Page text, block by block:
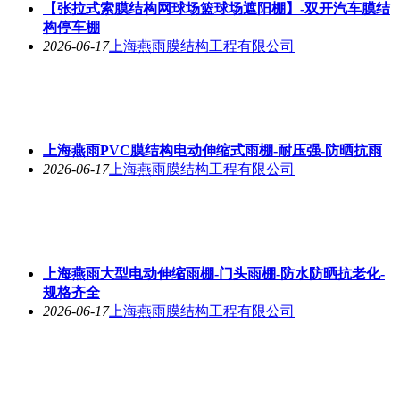
【张拉式索膜结构网球场篮球场遮阳棚】-双开汽车膜结
构停车棚
2026-06-17上海燕雨膜结构工程有限公司
上海燕雨PVC膜结构电动伸缩式雨棚-耐压强-防晒抗雨
2026-06-17上海燕雨膜结构工程有限公司
上海燕雨大型电动伸缩雨棚-门头雨棚-防水防晒抗老化-
规格齐全
2026-06-17上海燕雨膜结构工程有限公司